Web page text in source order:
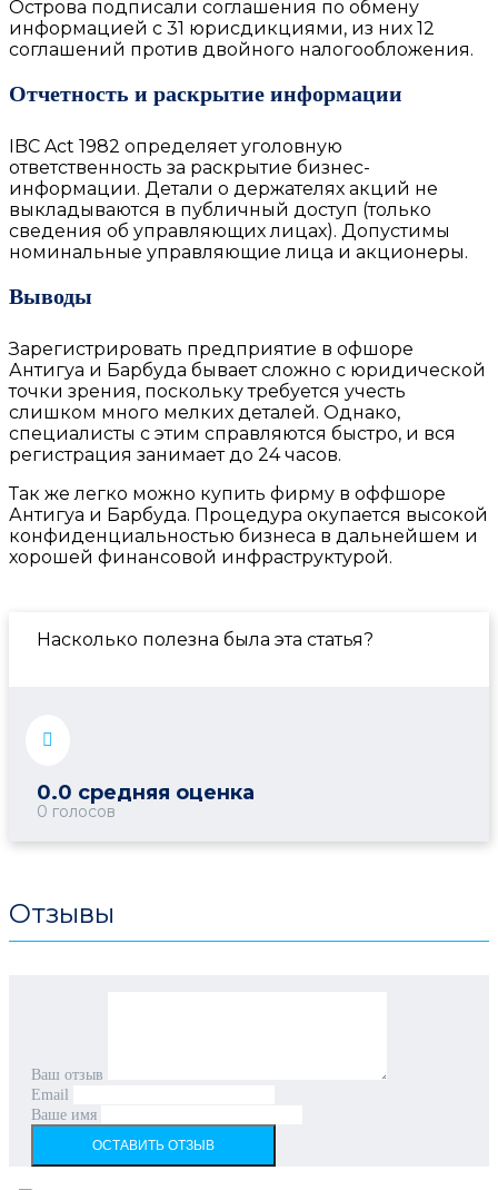
Острова подписали соглашения по обмену
информацией с 31 юрисдикциями, из них 12
соглашений против двойного налогообложения.
Отчетность и раскрытие информации
IBC Act 1982 определяет уголовную
ответственность за раскрытие бизнес-
информации. Детали о держателях акций не
выкладываются в публичный доступ (только
сведения об управляющих лицах). Допустимы
номинальные управляющие лица и акционеры.
Выводы
Зарегистрировать предприятие в офшоре
Антигуа и Барбуда бывает сложно с юридической
точки зрения, поскольку требуется учесть
слишком много мелких деталей. Однако,
специалисты с этим справляются быстро, и вся
регистрация занимает до 24 часов.
Так же легко можно купить фирму в оффшоре
Антигуа и Барбуда. Процедура окупается высокой
конфиденциальностью бизнеса в дальнейшем и
хорошей финансовой инфраструктурой.
Насколько полезна была эта статья?
0.0 средняя оценка
0 голосов
Отзывы
Ваш отзыв
Email
Ваше имя
ОСТАВИТЬ ОТЗЫВ